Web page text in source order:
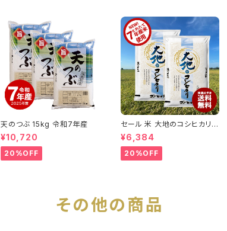
天のつぶ 15kg 令和7年産
¥10,720
20%OFF
セール 米 大地のコシヒカリ 1
0kg お米 10キロ 令和7年産
米入り 送料無料 (沖縄のぞく)
¥6,384
20%OFF
その他の商品